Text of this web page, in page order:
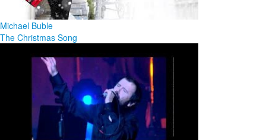
Michael Buble
The Christmas Song